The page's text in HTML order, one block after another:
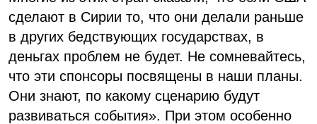
сделают в Сирии то, что они делали раньше
в других бедствующих государствах, в
деньгах проблем не будет. Не сомневайтесь,
что эти спонсоры посвящены в наши планы.
Они знают, по какому сценарию будут
развиваться события». При этом особенно